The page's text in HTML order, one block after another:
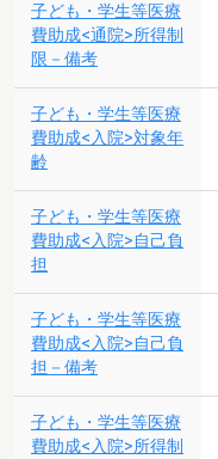
子ども・学生等医療
費助成<通院>所得制
限－備考
子ども・学生等医療
費助成<入院>対象年
齢
子ども・学生等医療
費助成<入院>自己負
担
子ども・学生等医療
費助成<入院>自己負
担－備考
子ども・学生等医療
費助成<入院>所得制